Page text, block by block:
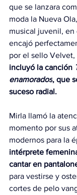
que se lanzara
moda la Nueva
musical juvenil, en
encajó
por el sello Velvet,
incluyó la canción
enamorados, que
suceso radial.
Mirla llamó la
momento por sus
modernos para la
intérprete
cantar en
para vestirse y
cortes de pelo